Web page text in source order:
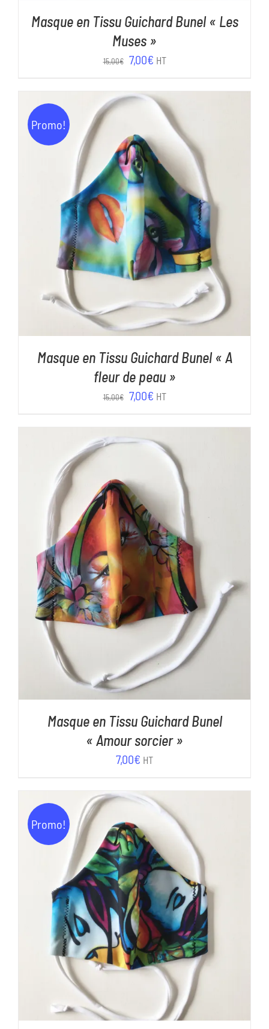
Masque en Tissu Guichard Bunel « Les
Muses »
15,00€ Le
initial
15,00€.
7,00€Le
actuel
est :
7,00€.
HT
Promo!
AJOUTER AU PANIER / DÉTAILS
Masque en Tissu Guichard Bunel « A
fleur de peau »
15,00€ Le
initial
7,00€Le
actuel
est :
7,00€.
HT
AJOUTER AU PANIER / DÉTAILS
Masque en Tissu Guichard Bunel
« Amour sorcier »
7,00€ HT
Promo!
AJOUTER AU PANIER / DÉTAILS